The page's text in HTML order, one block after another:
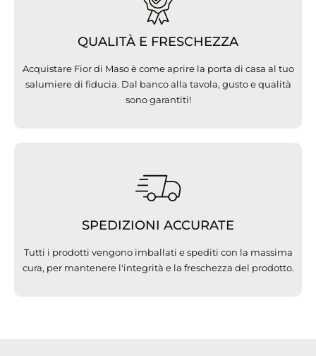
QUALITÀ E FRESCHEZZA
Acquistare Fior di Maso è come aprire la porta di casa al tuo
salumiere di fiducia. Dal banco alla tavola, gusto e qualità
sono garantiti!
SPEDIZIONI ACCURATE
Tutti i prodotti vengono imballati e spediti con la massima
cura, per mantenere l'integrità e la freschezza del prodotto.